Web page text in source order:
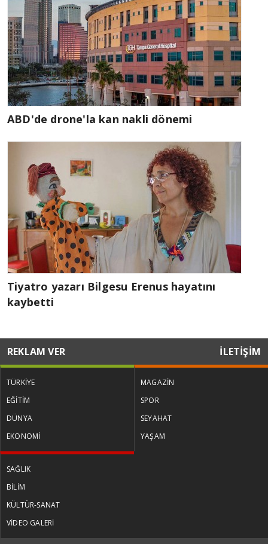
ABD'de drone'la kan nakli dönemi
Tiyatro yazarı Bilgesu Erenus hayatını
kaybetti
REKLAM VER İLETİŞİM
TÜRKİYE
EĞİTİM
DÜNYA
EKONOMİ
MAGAZİN
SPOR
SEYAHAT
YAŞAM
SAĞLIK
BİLİM
KÜLTÜR-SANAT
VİDEO GALERİ